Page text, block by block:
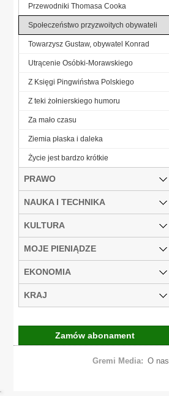
Przewodniki Thomasa Cooka
Społeczeństwo przyzwoitych obywateli
Towarzysz Gustaw, obywatel Konrad
Utrącenie Osóbki-Morawskiego
Z Księgi Pingwiństwa Polskiego
Z teki żołnierskiego humoru
Za mało czasu
Ziemia płaska i daleka
Życie jest bardzo krótkie
PRAWO
NAUKA I TECHNIKA
KULTURA
MOJE PIENIĄDZE
EKONOMIA
KRAJ
Zamów abonament
Gremi Media: O nas